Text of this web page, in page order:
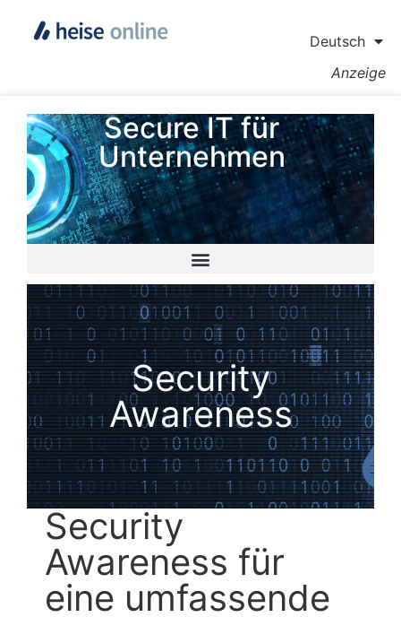
Deutsch
Anzeige
Secure IT für
Unternehmen
Security
Awareness
Security
Awareness für
eine umfassende